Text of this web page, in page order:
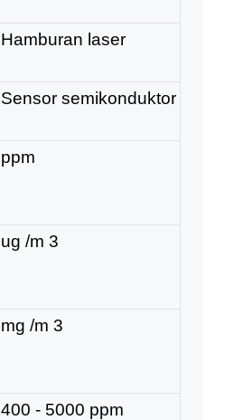
Hamburan laser
Sensor semikonduktor
ppm
ug /m 3
mg /m 3
400 - 5000 ppm